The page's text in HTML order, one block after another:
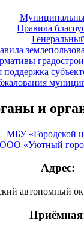
Правила
и
МБУ «Городской
ООО «Уютный
Адрес:
автономный